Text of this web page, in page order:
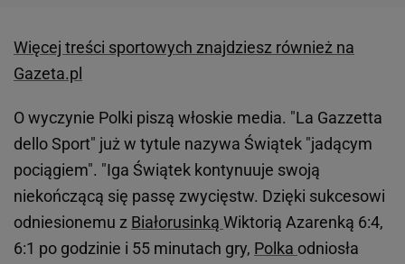
Więcej treści sportowych znajdziesz również na
Gazeta.pl
O wyczynie Polki piszą włoskie media. "La Gazzetta
dello Sport" już w tytule nazywa Świątek "jadącym
pociągiem". "Iga Świątek kontynuuje swoją
niekończącą się passę zwycięstw. Dzięki sukcesowi
odniesionemu z Białorusinką Wiktorią Azarenką 6:4,
6:1 po godzinie i 55 minutach gry, Polka odniosła